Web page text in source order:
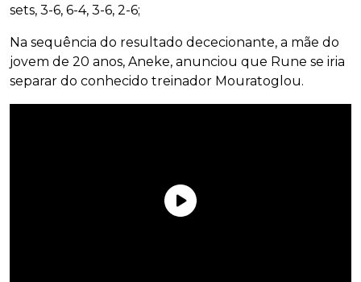
sets, 3-6, 6-4, 3-6, 2-6;
Na sequência do resultado dececionante, a mãe do
jovem de 20 anos, Aneke, anunciou que Rune se iria
separar do conhecido treinador Mouratoglou.